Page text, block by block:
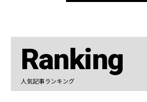
Ranking
人気記事ランキング